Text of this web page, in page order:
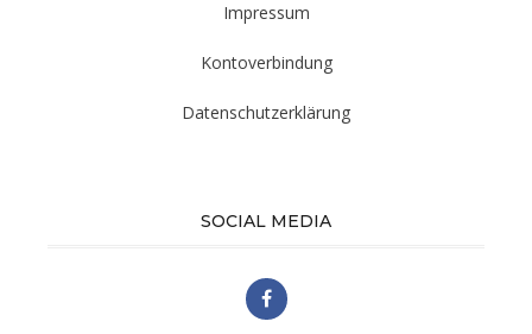
Impressum
Kontoverbindung
Datenschutzerklärung
SOCIAL MEDIA